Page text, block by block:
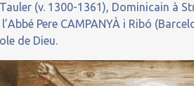
(v. 1300-1361), Dominicain à
Pere CAMPANYÀ i Ribó
de Dieu.